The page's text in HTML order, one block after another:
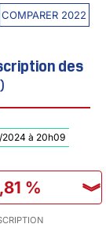
COMPARER 2022
des
2024 à 20h09
% ︾